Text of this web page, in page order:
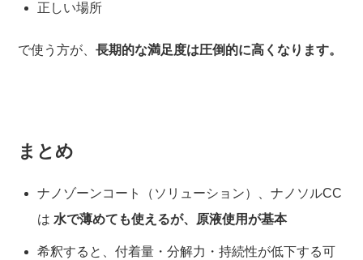
正しい場所
で使う方が、長期的な満足度は圧倒的に高くなります。
まとめ
ナノゾーンコート（ソリューション）、ナノソルCC
は 水で薄めても使えるが、原液使用が基本
希釈すると、付着量・分解力・持続性が低下する可